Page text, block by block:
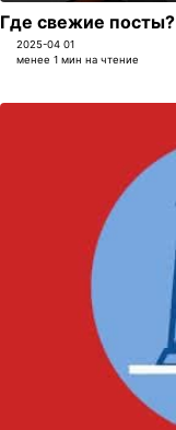
Где свежие посты?
2025-04 01
менее 1 мин на чтение